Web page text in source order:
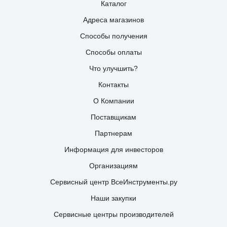
Каталог
Адреса магазинов
Способы получения
Способы оплаты
Что улучшить?
Контакты
О Компании
Поставщикам
Партнерам
Информация для инвесторов
Организациям
Сервисный центр ВсеИнструменты.ру
Наши закупки
Сервисные центры производителей